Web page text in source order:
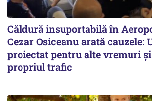
Căldură insuportabilă în
Cezar Osiceanu arată cauzele:
proiectat pentru alte vremuri și
propriul trafic